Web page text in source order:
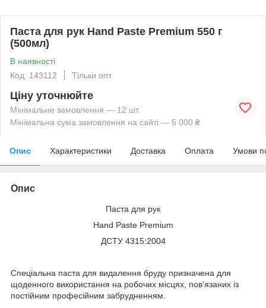
Паста для рук Hand Paste Premium 550 г
(500мл)
В наявності
Код: 143112
Тільки опт
Ціну уточнюйте
Мінімальне замовлення — 12 шт.
Мінімальна сума замовлення на сайті — 5 000 ₴
Опис Характеристики Доставка Оплата Умови
Опис
Паста для рук
Hand Paste Premium
ДСТУ 4315:2004
Спеціальна паста для видалення бруду призначена для
щоденного використання на робочих місцях, пов'язаних із
постійним професійним забрудненням.